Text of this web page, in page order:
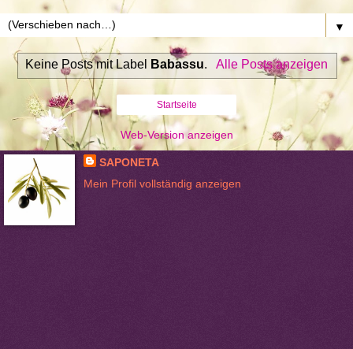
▼
Keine Posts mit Label Babassu. Alle Posts anzeigen
Startseite
Web-Version anzeigen
SAPONETA
Mein Profil vollständig anzeigen